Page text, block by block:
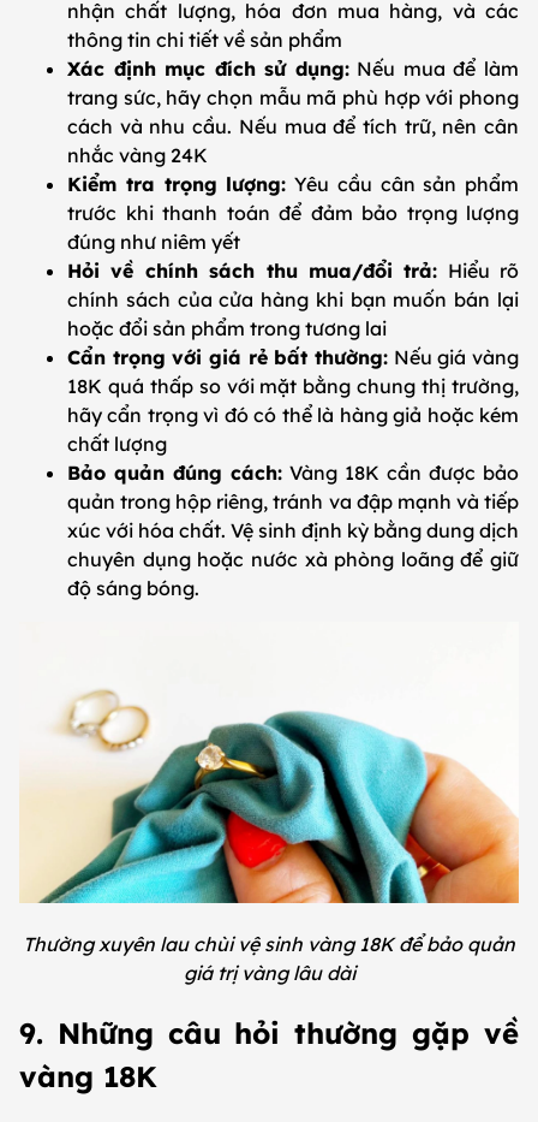
nhận chất lượng, hóa đơn mua hàng, và các
thông tin chi tiết về sản phẩm
Xác định mục đích sử dụng:Nếu mua để làm
trang sức, hãy chọn mẫu mã phù hợp với phong
cách và nhu cầu. Nếu mua để tích trữ, nên cân
nhắc vàng 24K
Kiểm tra trọng lượng: Yêu cầu cân sản phẩm
trước khi thanh toán để đảm bảo trọng lượng
đúng như niêm yết
Hỏi về chính sách thu mua/đổi trả: Hiểu rõ
chính sách của cửa hàng khi bạn muốn bán lại
hoặc đổi sản phẩm trong tương lai
Cẩn trọng với giá rẻ bất thường: Nếu giá vàng
18K quá thấp so với mặt bằng chung thị trường,
hãy cẩn trọng vì đó có thể là hàng giả hoặc kém
chất lượng
Bảo quản đúng cách: Vàng 18K cần được bảo
quản trong hộp riêng, tránh va đập mạnh và tiếp
xúc với hóa chất. Vệ sinh định kỳ bằng dung dịch
chuyên dụng hoặc nước xà phòng loãng để giữ
độ sáng bóng.
Thường xuyên lau chùi vệ sinh vàng 18K để bảo quản
giá trị vàng lâu dài
9. Những câu hỏi thường gặp về
vàng 18K